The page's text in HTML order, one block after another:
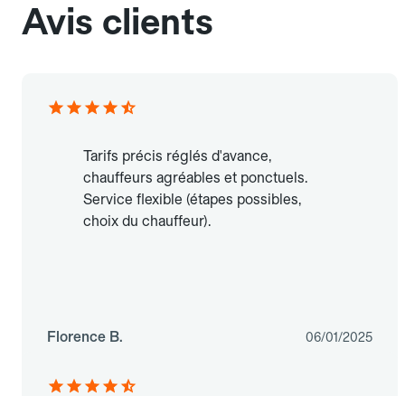
Avis clients
Tarifs précis réglés d'avance,
chauffeurs agréables et ponctuels.
Service flexible (étapes possibles,
choix du chauffeur).
Florence B. 06/01/2025